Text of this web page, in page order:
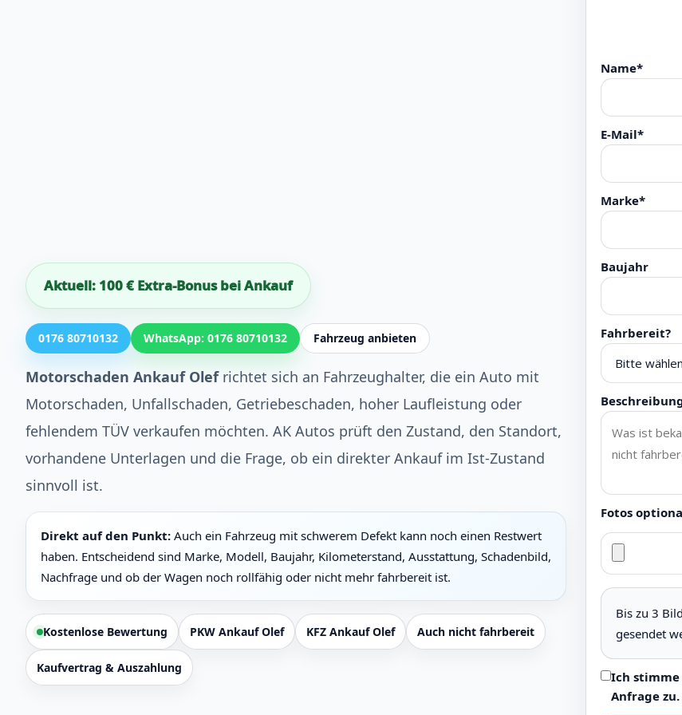
Aktuell: 100 € Extra-Bonus bei Ankauf
0176 80710132 WhatsApp: 0176 80710132 Fahrzeug anbieten
Motorschaden Ankauf Olefrichtet sich an Fahrzeughalter, die ein Auto mit
Motorschaden, Unfallschaden, Getriebeschaden, hoher Laufleistung oder
fehlendem TÜV verkaufen möchten. AK Autos prüft den Zustand, den Standort,
vorhandene Unterlagen und die Frage, ob ein direkter Ankauf im Ist-Zustand
sinnvoll ist.
Direkt auf den Punkt: Auch ein Fahrzeug mit schwerem Defekt kann noch einen Restwert
haben. Entscheidend sind Marke, Modell, Baujahr, Kilometerstand, Ausstattung, Schadenbild,
Nachfrage und ob der Wagen noch rollfähig oder nicht mehr fahrbereit ist.
Kostenlose Bewertung PKW Ankauf Olef KFZ Ankauf Olef Auch nicht fahrbereit
Kaufvertrag & Auszahlung
Name*
E-Mail*
Marke*
Baujahr
Fahrbereit?
Fotos
Bis zu 3
gesendet
Ich
Anfrage zu.